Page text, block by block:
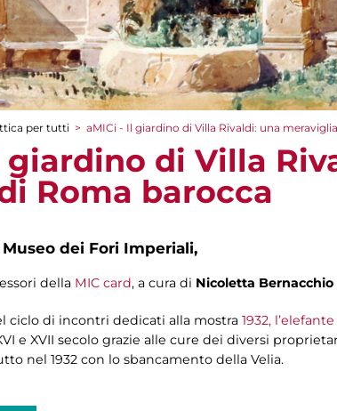
per tutti > aMICi - Il giardino di Villa Rivaldi: una
giardino di Villa
Roma barocca
dei Fori Imperiali,
della MIC card, a cura di Nicoletta Bernacchio
ciclo di incontri dedicati alla mostra 1932,
e XVII secolo grazie alle cure dei diversi
nel 1932 con lo sbancamento della Velia.